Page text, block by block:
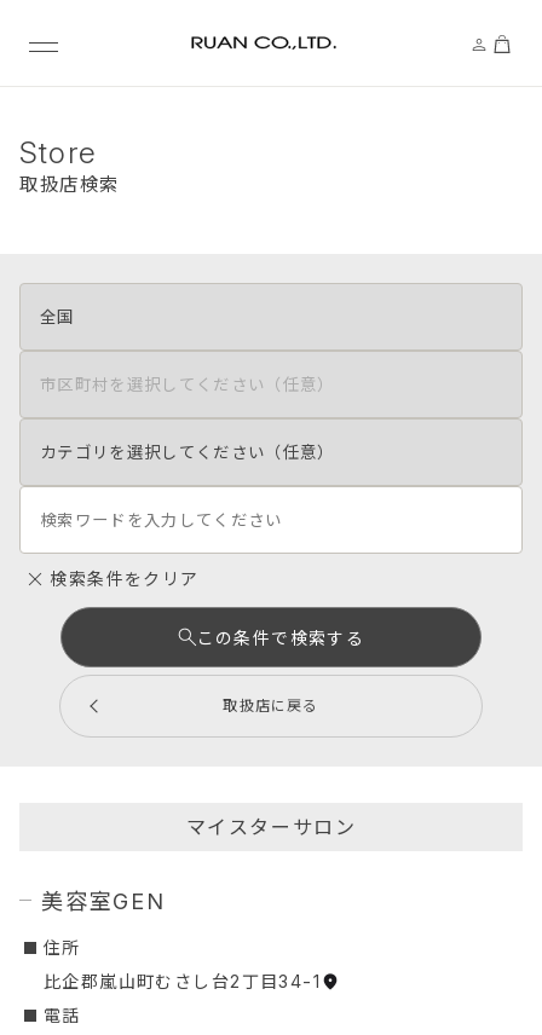
Store
取扱店検索
検索条件をクリア
この条件で検索する
取扱店に戻る
マイスターサロン
美容室GEN
︎住所
比企郡嵐山町むさし台2丁目34-1
︎電話